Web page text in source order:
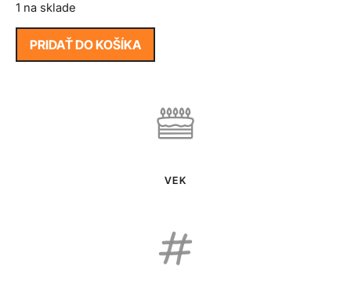
1 na sklade
PRIDAŤ DO KOŠÍKA
VEK